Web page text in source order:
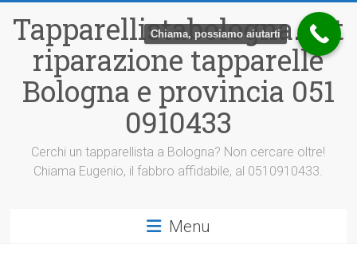
contenuto
Tapparellistabologna.net
riparazione tapparelle
Bologna e provincia 051
0910433
Cerchi un tapparellista a Bologna? Non cercare oltre!
Chiama Eugenio, il fabbro affidabile, al 0510910433.
Menu
Chiama, possiamo aiutarti